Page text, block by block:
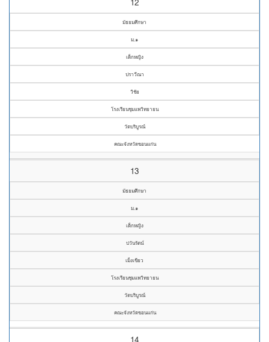
มัธยมศึกษา
ม.๑
เด็กหญิง
ปราวีณา
วิชัย
โรงเรียนชุมแพวิทยายน
วัดบริบูรณ์
คณะจังหวัดขอนแก่น
13
มัธยมศึกษา
ม.๑
เด็กหญิง
ปวันรัตน์
เม็งเขียว
โรงเรียนชุมแพวิทยายน
วัดบริบูรณ์
คณะจังหวัดขอนแก่น
14